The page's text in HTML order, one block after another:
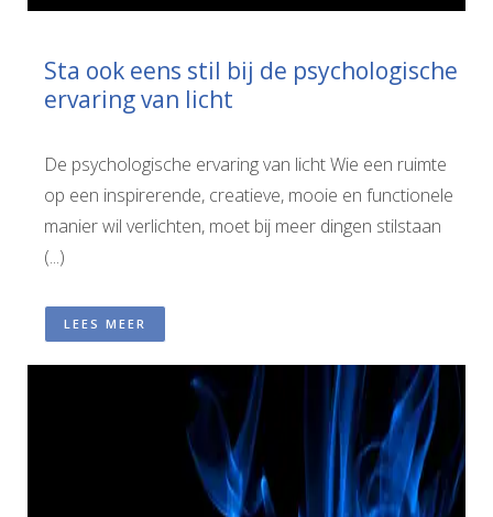
Sta ook eens stil bij de psychologische
ervaring van licht
De psychologische ervaring van licht Wie een ruimte
op een inspirerende, creatieve, mooie en functionele
manier wil verlichten, moet bij meer dingen stilstaan
(...)
LEES MEER